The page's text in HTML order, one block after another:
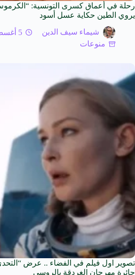
رحلة في أعماق كسرى التونسية:
يروي الطين حكاية عسل أسود
شيماء سيف الدين
5 أغسطس 2026
منوعات
تصوير اول فيلم في الفضاء .. عرض
جائرة مهرجان الغردقة بالروسي